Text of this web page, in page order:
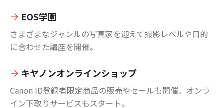
EOS学園
さまざまなジャンルの写真家を迎えて撮影レベルや目的
に合わせた講座を開催。
キヤノンオンラインショップ
Canon ID登録者限定商品の販売やセールも開催。オンラ
イン下取りサービスもスタート。